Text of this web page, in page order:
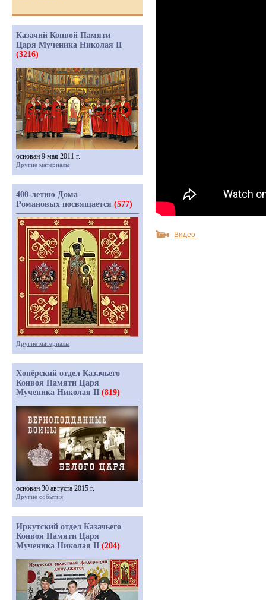
Видео
Казачий Конвой Памяти
Царя Мученика Николая II
(3216)
основан 9 мая 2011 г.
Другие материалы
400-летию Дома
Романовых посвящается (577)
Другие материалы
Хопёрский отдел Казачьего
Конвоя Памяти Царя
Мученика Николая II (819)
основан 30 августа 2015 г.
Другие события
Иркутский отдел Казачьего
Конвоя Памяти Царя
Мученика Николая II (204)